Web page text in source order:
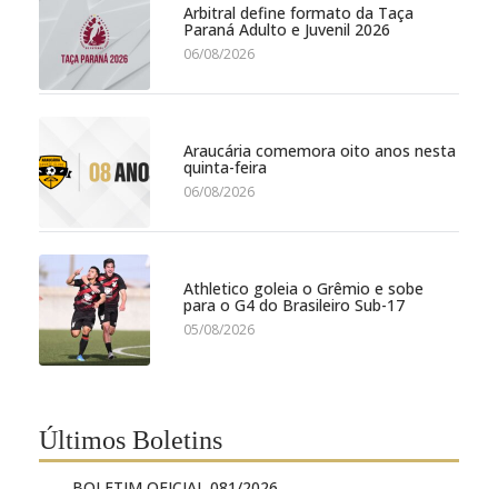
Arbitral define formato da Taça
Paraná Adulto e Juvenil 2026
06/08/2026
Araucária comemora oito anos nesta
quinta-feira
06/08/2026
Athletico goleia o Grêmio e sobe
para o G4 do Brasileiro Sub-17
05/08/2026
Últimos Boletins